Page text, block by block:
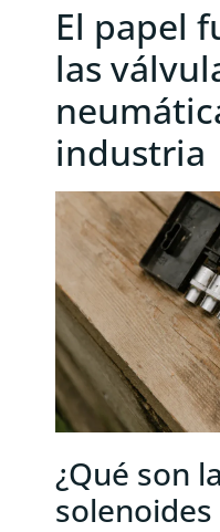
El papel
las
industria
¿Qué son